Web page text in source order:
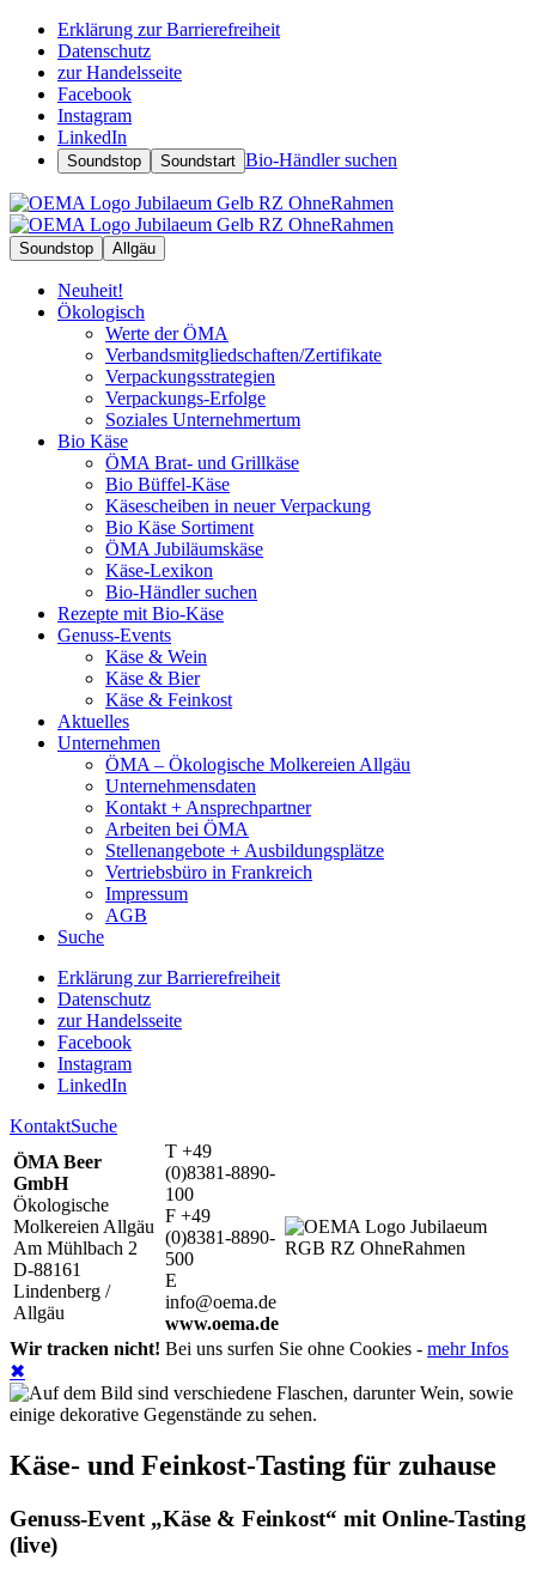
Erklärung zur Barrierefreiheit
Datenschutz
zur Handelsseite
Facebook
Instagram
LinkedIn
Soundstop Soundstart Bio-Händler suchen
Soundstop Allgäu
Neuheit!
Ökologisch
Werte der ÖMA
Verbandsmitgliedschaften/Zertifikate
Verpackungsstrategien
Verpackungs-Erfolge
Soziales Unternehmertum
Bio Käse
ÖMA Brat- und Grillkäse
Bio Büffel-Käse
Käsescheiben in neuer Verpackung
Bio Käse Sortiment
ÖMA Jubiläumskäse
Käse-Lexikon
Bio-Händler suchen
Rezepte mit Bio-Käse
Genuss-Events
Käse & Wein
Käse & Bier
Käse & Feinkost
Aktuelles
Unternehmen
ÖMA – Ökologische Molkereien Allgäu
Unternehmensdaten
Kontakt + Ansprechpartner
Arbeiten bei ÖMA
Stellenangebote + Ausbildungsplätze
Vertriebsbüro in Frankreich
Impressum
AGB
Suche
Erklärung zur Barrierefreiheit
Datenschutz
zur Handelsseite
Facebook
Instagram
LinkedIn
KontaktSuche
ÖMA Beer
GmbH
Ökologische
Molkereien Allgäu
Am Mühlbach 2
D-88161
Lindenberg /
Allgäu
T +49
(0)8381-8890-
100
F +49
(0)8381-8890-
500
E
info@oema.de
www.oema.de
Wir tracken nicht! Bei uns surfen Sie ohne Cookies - mehr Infos
✖
Käse- und Feinkost-Tasting für zuhause
Genuss-Event „Käse & Feinkost“ mit Online-Tasting
(live)